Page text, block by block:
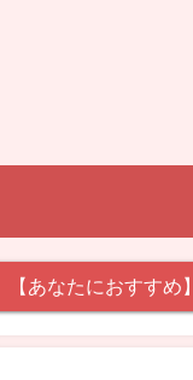
【あなたにおすすめ】